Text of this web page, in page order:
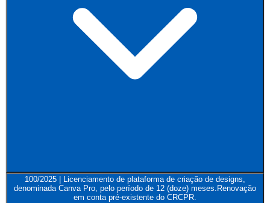
100/2025 | Licenciamento de plataforma de criação de designs,
denominada Canva Pro, pelo período de 12 (doze) meses.Renovação
em conta pré-existente do CRCPR.